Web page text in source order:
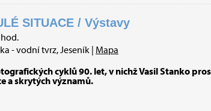
SITUACE / Výstavy
- vodní tvrz, Jeseník | Mapa
cyklů 90. let, v nichž Vasil Stanko
a skrytých významů.